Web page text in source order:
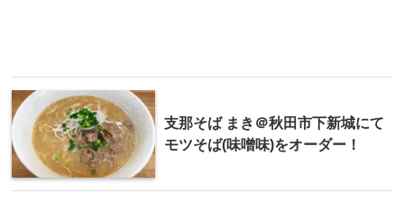
支那そば まき＠秋田市下新城にて
モツそば(味噌味)をオーダー！